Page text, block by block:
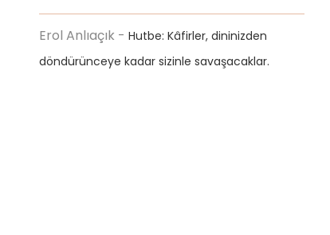
Erol Anlıaçık -Hutbe: Kâfirler, dininizden
döndürünceye kadar sizinle savaşacaklar.